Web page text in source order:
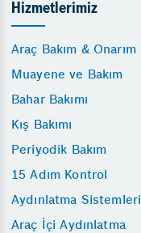
Hizmetlerimiz
Araç Bakım & Onarım
Muayene ve Bakım
Bahar Bakımı
Kış Bakımı
Periyodik Bakım
15 Adım Kontrol
Aydınlatma Sistemleri
Araç İçi Aydınlatma